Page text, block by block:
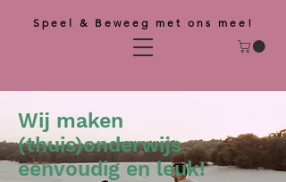
Speel & Beweeg met ons mee!
Wij maken
(thuis)onderwijs
eenvoudig en leuk!